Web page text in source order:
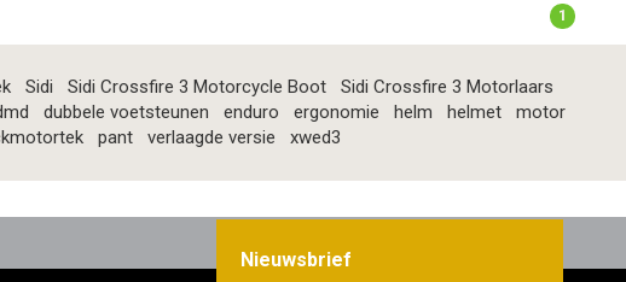
1
Sidi Sidi Crossfire 3 Motorcycle Boot
Sidi Crossfire 3 Motorlaars
dubbele voetsteunen enduro ergonomie helm helmet
motor
pant verlaagde versie xwed3
Nieuwsbrief